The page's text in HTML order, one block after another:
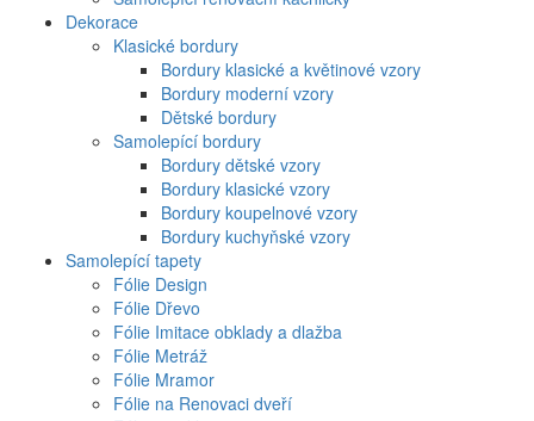
Dekorace
Klasické bordury
Bordury klasické a květinové vzory
Bordury moderní vzory
Dětské bordury
Samolepící bordury
Bordury dětské vzory
Bordury klasické vzory
Bordury koupelnové vzory
Bordury kuchyňské vzory
Samolepící tapety
Fólie Design
Fólie Dřevo
Fólie Imitace obklady a dlažba
Fólie Metráž
Fólie Mramor
Fólie na Renovaci dveří